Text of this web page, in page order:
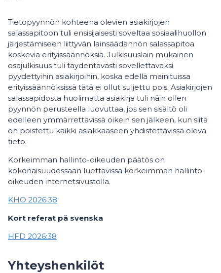
Tietopyynnön kohteena olevien asiakirjojen
salassapitoon tuli ensisijaisesti soveltaa sosiaalihuollon
järjestämiseen liittyvän lainsäädännön salassapitoa
koskevia erityissäännöksiä. Julkisuuslain mukainen
osajulkisuus tuli täydentävästi sovellettavaksi
pyydettyihin asiakirjoihin, koska edellä mainituissa
erityissäännöksissä tätä ei ollut suljettu pois. Asiakirjojen
salassapidosta huolimatta asiakirja tuli näin ollen
pyynnön perusteella luovuttaa, jos sen sisältö oli
edelleen ymmärrettävissä oikein sen jälkeen, kun siitä
on poistettu kaikki asiakkaaseen yhdistettävissä oleva
tieto.
Korkeimman hallinto-oikeuden päätös on
kokonaisuudessaan luettavissa korkeimman hallinto-
oikeuden internetsivustolla.
KHO 2026:38
Kort referat på svenska
HFD 2026:38
Yhteyshenkilöt